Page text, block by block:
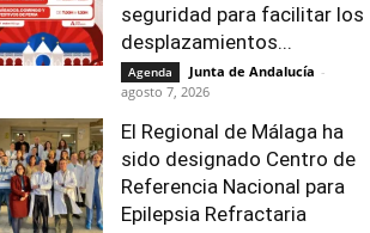
seguridad para facilitar los
desplazamientos...
Agenda Junta de Andalucía -
agosto 7, 2026
El Regional de Málaga ha
sido designado Centro de
Referencia Nacional para
Epilepsia Refractaria